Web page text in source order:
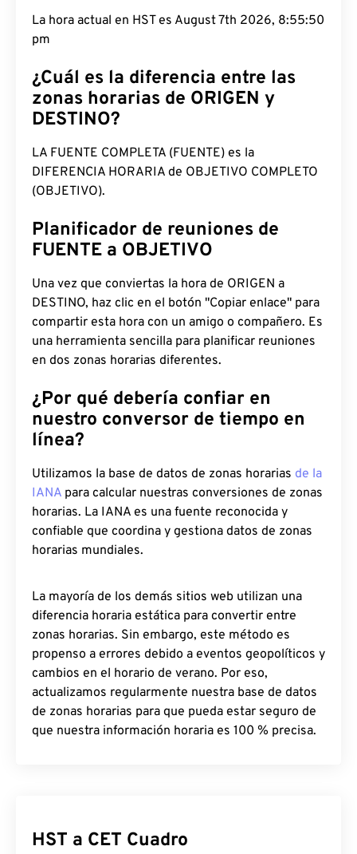
La hora actual en HST es August 7th 2026, 8:55:51
pm
¿Cuál es la diferencia entre las
zonas horarias de ORIGEN y
DESTINO?
LA FUENTE COMPLETA (FUENTE) es la
DIFERENCIA HORARIA de OBJETIVO COMPLETO
(OBJETIVO).
Planificador de reuniones de
FUENTE a OBJETIVO
Una vez que conviertas la hora de ORIGEN a
DESTINO, haz clic en el botón "Copiar enlace" para
compartir esta hora con un amigo o compañero. Es
una herramienta sencilla para planificar reuniones
en dos zonas horarias diferentes.
¿Por qué debería confiar en
nuestro conversor de tiempo en
línea?
Utilizamos la base de datos de zonas horarias de la
IANA para calcular nuestras conversiones de zonas
horarias. La IANA es una fuente reconocida y
confiable que coordina y gestiona datos de zonas
horarias mundiales.
La mayoría de los demás sitios web utilizan una
diferencia horaria estática para convertir entre
zonas horarias. Sin embargo, este método es
propenso a errores debido a eventos geopolíticos y
cambios en el horario de verano. Por eso,
actualizamos regularmente nuestra base de datos
de zonas horarias para que pueda estar seguro de
que nuestra información horaria es 100 % precisa.
HST a CET Cuadro